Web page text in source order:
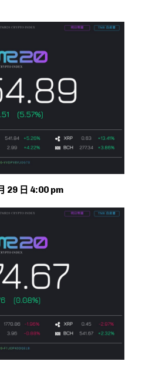
29 日 4:00 pm